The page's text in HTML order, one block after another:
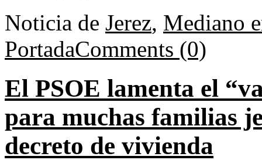
Noticia de Jerez, Mediano
PortadaComments (0)
El PSOE lamenta el
para muchas familias
decreto de vivienda